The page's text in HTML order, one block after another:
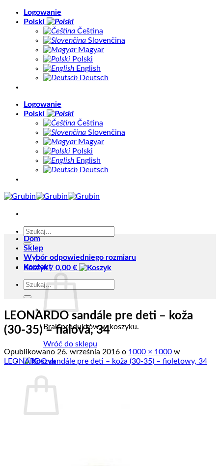
Skip
Logowanie
Polski
Čeština
Slovenčina
Magyar
Polski
English
Deutsch
Logowanie
Polski
Čeština
Slovenčina
Magyar
Polski
English
Deutsch
Szukaj:
Koszyk / 0,00 €
Brak produktów w koszyku.
Wróć do sklepu
Dom
Sklep
Wybór odpowiedniego rozmiaru
Kontakt
Szukaj:
LEONARDO sandále pre deti – koža
(30-35) – fialová, 34
Opublikowano 26. września 2016 o 1000 × 1000 w
LEONARDO sandále pre deti – koža (30-35) – fioletowy, 34